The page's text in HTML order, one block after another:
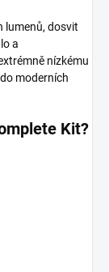
lumenů, dosvit
a
nízkému
moderních
Kit?